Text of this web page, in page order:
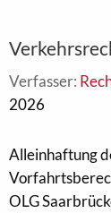
Verfasser:
2026
Alleinhaftung
OLG